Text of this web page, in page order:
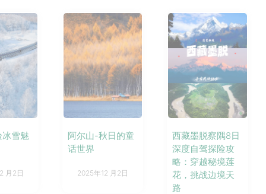
雪魅
月2日
阿尔山-秋日的童
话世界
2025年12 月2日
西藏墨脱察隅8日
深度自驾探险攻
略：穿越秘境莲
花，挑战边境天
路